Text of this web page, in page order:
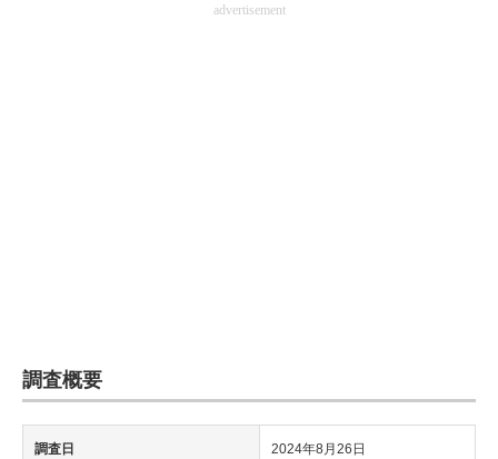
advertisement
調査概要
調査日 2024年8月26日